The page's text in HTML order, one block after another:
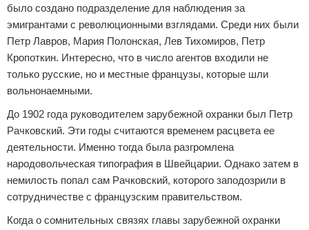
было создано подразделение для наблюдения за
эмигрантами с революционными взглядами. Среди них были
Петр Лавров, Мария Полонская, Лев Тихомиров, Петр
Кропоткин. Интересно, что в число агентов входили не
только русские, но и местные французы, которые шли
вольнонаемными.
До 1902 года руководителем зарубежной охранки был Петр
Рачковский. Эти годы считаются временем расцвета ее
деятельности. Именно тогда была разгромлена
народовольческая типография в Швейцарии. Однако затем в
немилость попал сам Рачковский, которого заподозрили в
сотрудничестве с французским правительством.
Когда о сомнительных связях главы зарубежной охранки